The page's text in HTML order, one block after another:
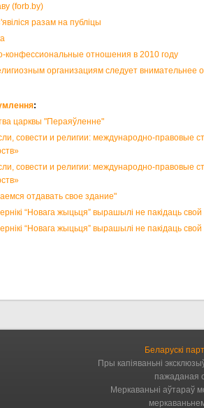
(forb.by)
разам на публіцы
конфессиональные отношения в 2010 году
организациям следует внимательнее
:
царквы "Пераяўленне"
совести и религии: международно-правовые
совести и религии: международно-правовые
отдавать свое здание"
“Новага жыцьця” вырашылі не пакідаць свой
“Новага жыцьця” вырашылі не пакідаць свой
Беларускі
Пры капіяваньні
пажаданая
Меркаваньні аўтараў